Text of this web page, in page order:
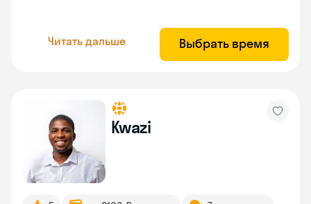
Читать дальше Выбрать время
Kwazi